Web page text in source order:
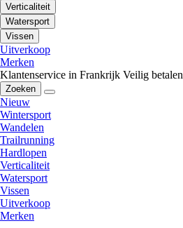
Verticaliteit
Watersport
Vissen
Uitverkoop
Merken
Klantenservice in Frankrijk Veilig betalen
Zoeken
Nieuw
Wintersport
Wandelen
Trailrunning
Hardlopen
Verticaliteit
Watersport
Vissen
Uitverkoop
Merken